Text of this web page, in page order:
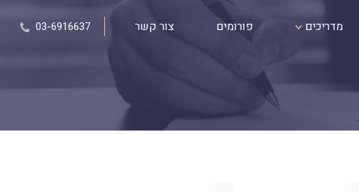
מדריכים פורומים צור קשר 03-6916637